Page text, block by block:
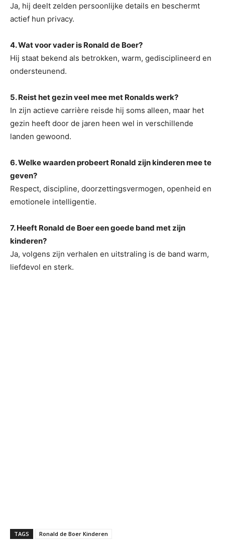
Ja, hij deelt zelden persoonlijke details en beschermt
actief hun privacy.
4. Wat voor vader is Ronald de Boer?
Hij staat bekend als betrokken, warm, gedisciplineerd en
ondersteunend.
5. Reist het gezin veel mee met Ronalds werk?
In zijn actieve carrière reisde hij soms alleen, maar het
gezin heeft door de jaren heen wel in verschillende
landen gewoond.
6. Welke waarden probeert Ronald zijn kinderen mee te
geven?
Respect, discipline, doorzettingsvermogen, openheid en
emotionele intelligentie.
7. Heeft Ronald de Boer een goede band met zijn
kinderen?
Ja, volgens zijn verhalen en uitstraling is de band warm,
liefdevol en sterk.
TAGS Ronald de Boer Kinderen